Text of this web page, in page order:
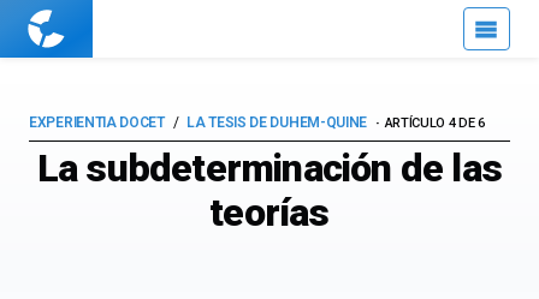
Cuaderno
La subdeterminación de las
teorías
EXPERIENTIA DOCET LA TESIS DE DUHEM-QUINE ARTÍCULO 4 DE 6